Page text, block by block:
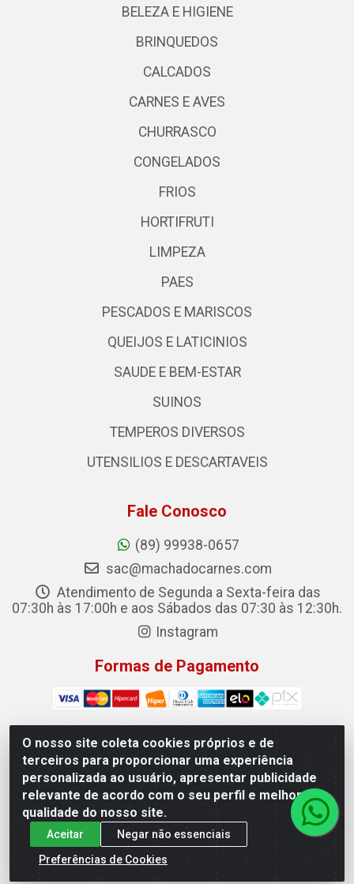
O nosso site coleta cookies próprios e de
terceiros para proporcionar uma experiência
personalizada ao usuário, apresentar publicidade
relevante de acordo com o seu perfil e melhorar a
qualidade do nosso site.
Aceitar
Negar não essenciais
Preferências de Cookies
BELEZA E HIGIENE
BRINQUEDOS
CALCADOS
CARNES E AVES
CHURRASCO
CONGELADOS
FRIOS
HORTIFRUTI
LIMPEZA
PAES
PESCADOS E MARISCOS
QUEIJOS E LATICINIOS
SAUDE E BEM-ESTAR
SUINOS
TEMPEROS DIVERSOS
UTENSILIOS E DESCARTAVEIS
Fale Conosco
(89) 99938-0657
sac@machadocarnes.com
Atendimento de Segunda a Sexta-feira das
07:30h às 17:00h e aos Sábados das 07:30 às 12:30h.
Instagram
Formas de Pagamento
Machado Carnes Distribuidora de Alimentos LTDA -
Logradouro: Avenida Candido Aleixo, 148 - Centro - Oeiras/PI
- CEP 64.500-000 - 31.391.008/0001-50